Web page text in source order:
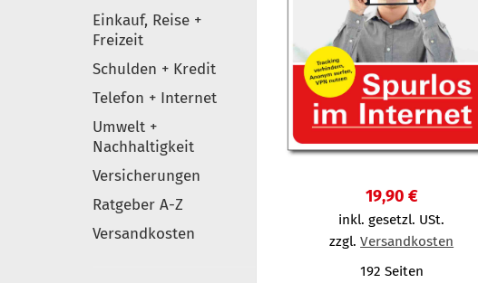
Einkauf, Reise +
Freizeit
Schulden + Kredit
Telefon + Internet
Umwelt +
Nachhaltigkeit
Versicherungen
Ratgeber A-Z
Versandkosten
19,90 €
inkl. gesetzl. USt.
zzgl.Versandkosten
192 Seiten